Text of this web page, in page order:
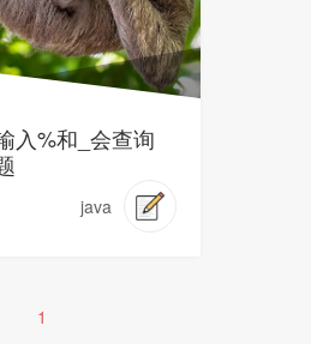
入%和_会查询
java
1